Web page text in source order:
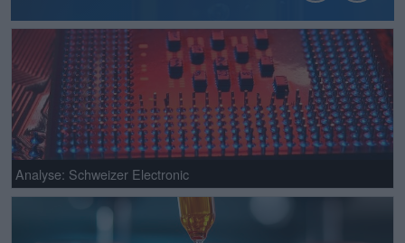
Analyse: Schweizer Electronic